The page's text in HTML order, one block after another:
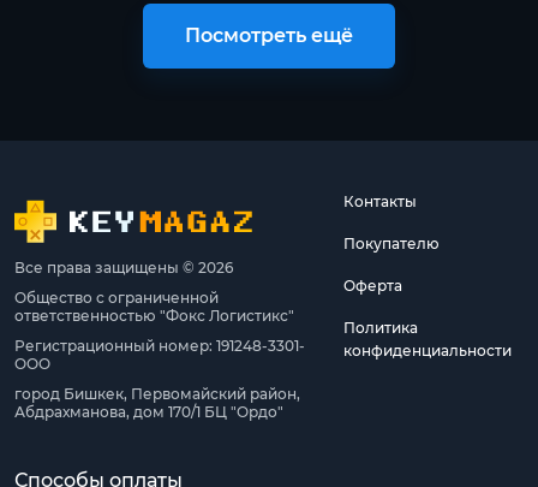
Посмотреть ещё
Все права защищены © 2026
Общество с ограниченной
ответственностью "Фокс Логистикс"
Регистрационный номер: 191248-3301-
ООО
город Бишкек, Первомайский район,
Абдрахманова, дом 170/1 БЦ "Ордо"
Контакты
Покупателю
Оферта
Политика
конфиденциальности
Способы оплаты